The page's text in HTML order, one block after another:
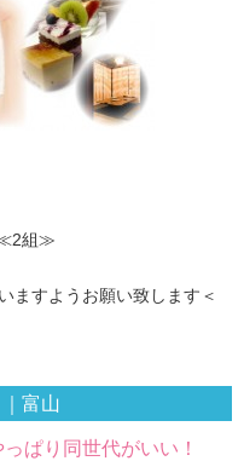
組≫
ますようお願い致します＜
富山
ぱり同世代がいい！